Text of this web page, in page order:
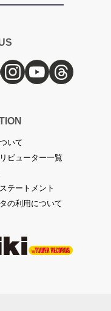
いて
ビューター一覧
テートメント
の利用について